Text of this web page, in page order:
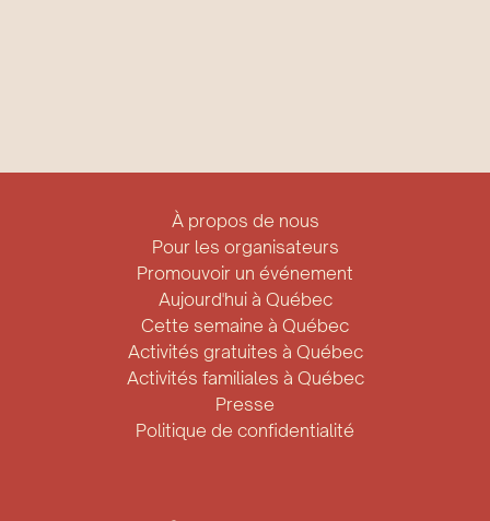
À propos de nous
Pour les organisateurs
Promouvoir un événement
Aujourd'hui à Québec
Cette semaine à Québec
Activités gratuites à Québec
Activités familiales à Québec
Presse
Politique de confidentialité